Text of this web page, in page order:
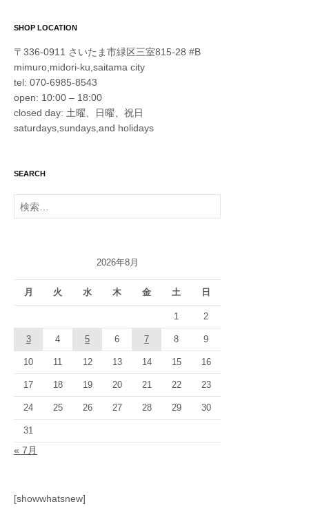
SHOP LOCATION
〒336-0911 さいたま市緑区三室815-28 #B
mimuro,midori-ku,saitama city
tel: 070-6985-8543
open: 10:00 – 18:00
closed day: 土曜、日曜、祝日
saturdays,sundays,and holidays
SEARCH
検
索:
2026年8月
月 火 水 木 金 土 日
1 2
3 4 5 6 7 8 9
10 11 12 13 14 15 16
17 18 19 20 21 22 23
24 25 26 27 28 29 30
31
« 7月
[showwhatsnew]